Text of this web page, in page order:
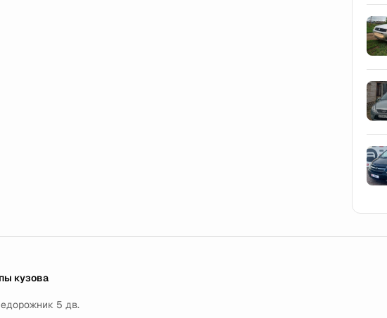
кузова
5 дв.